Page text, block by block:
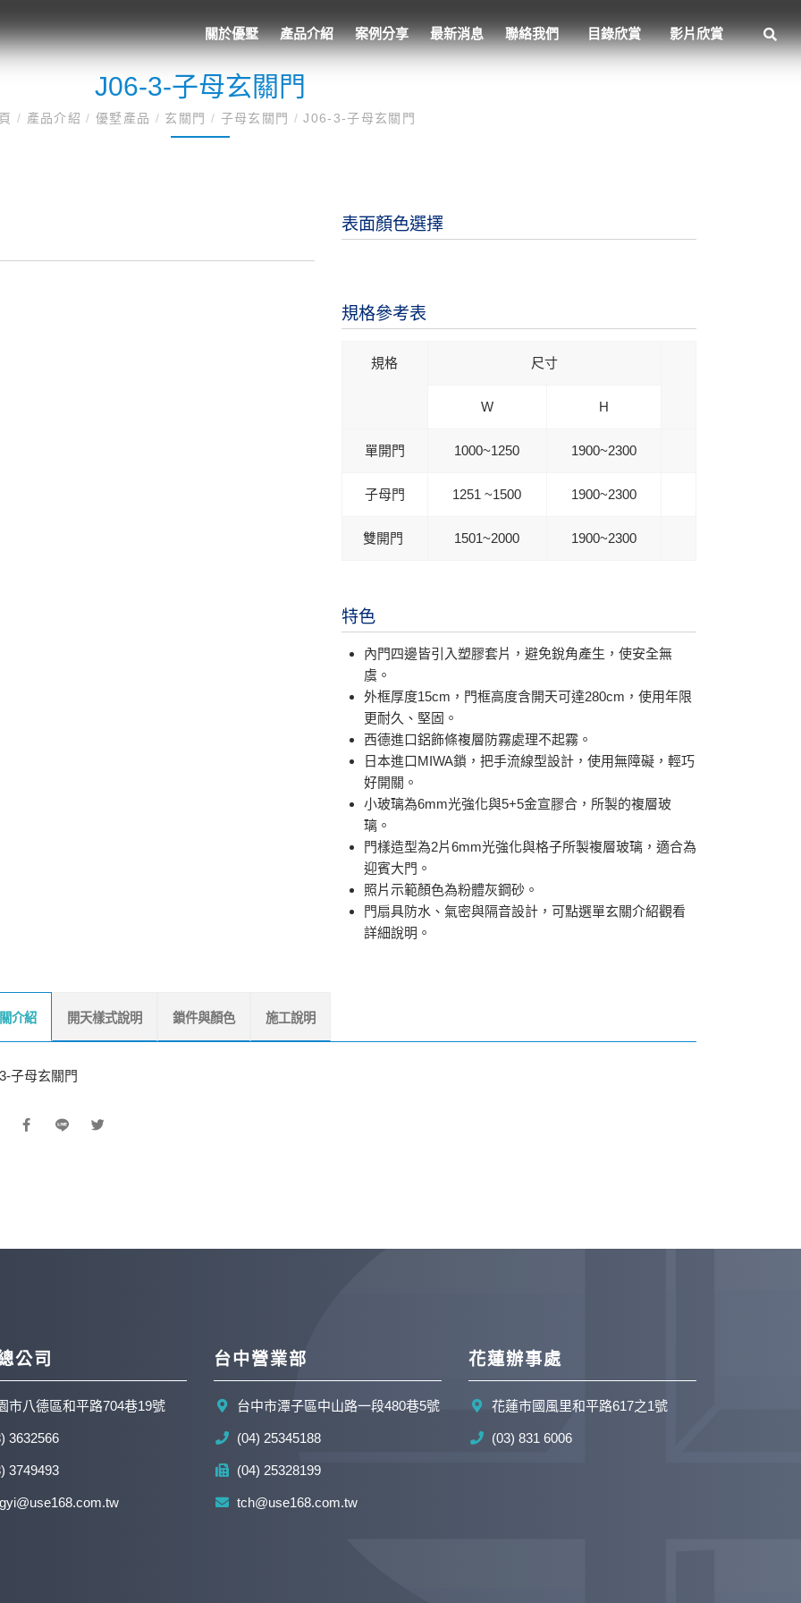
關於優墅 產品介紹 案例分享 最新消息 聯絡我們 目錄欣賞 影片欣賞
J06-3-子母玄關門
/ 產品介紹/ 優墅產品 / 玄關門 / 子母玄關門 / J06-3-子母玄關門
表面顏色選擇
規格參考表
規格 尺寸
W H
單開門 1000~1250 1900~2300
子母門 1251 ~1500 1900~2300
雙開門 1501~2000 1900~2300
特色
內門四邊皆引入塑膠套片，避免銳角產生，使安全無
虞。
外框厚度15cm，門框高度含開天可達280cm，使用年限
更耐久、堅固。
西德進口鋁飾條複層防霧處理不起霧。
日本進口MIWA鎖，把手流線型設計，使用無障礙，輕巧
好開關。
小玻璃為6mm光強化與5+5金宣膠合，所製的複層玻
璃。
門樣造型為2片6mm光強化與格子所製複層玻璃，適合為
迎賓大門。
照片示範顏色為粉體灰鋼砂。
門扇具防水、氣密與隔音設計，可點選單玄關介紹觀看
詳細說明。
介紹 開天樣式說明 鎖件與顏色 施工說明
公司
市八德區和平路704巷19號
3632566
3749493
台中營業部
台中市潭子區中山路一段480巷5號
(04) 25345188
(04) 25328199
tch@use168.com.tw
花蓮辦事處
花蓮市國風里和平路617之1號
(03) 831 6006